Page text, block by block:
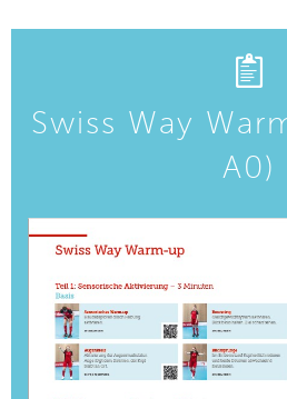
Swiss Way
A0)